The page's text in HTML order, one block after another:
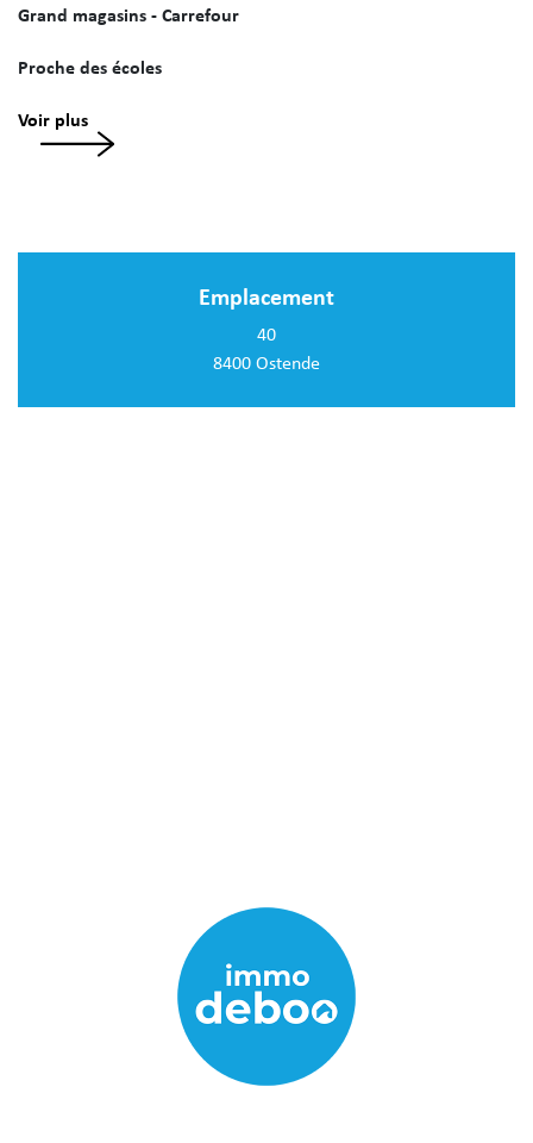
Grand magasins - Carrefour
Proche des écoles
Voir plus
Emplacement
40
8400 Ostende